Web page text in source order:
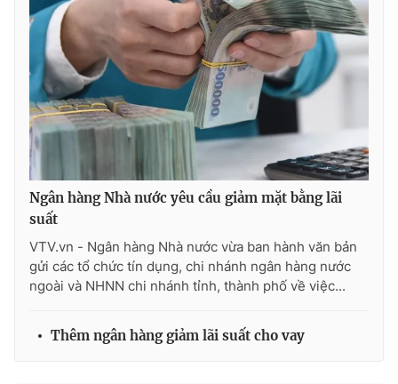
Ngân hàng Nhà nước yêu cầu giảm mặt bằng lãi
suất
VTV.vn - Ngân hàng Nhà nước vừa ban hành văn bản
gửi các tổ chức tín dụng, chi nhánh ngân hàng nước
ngoài và NHNN chi nhánh tỉnh, thành phố về việc...
Thêm ngân hàng giảm lãi suất cho vay